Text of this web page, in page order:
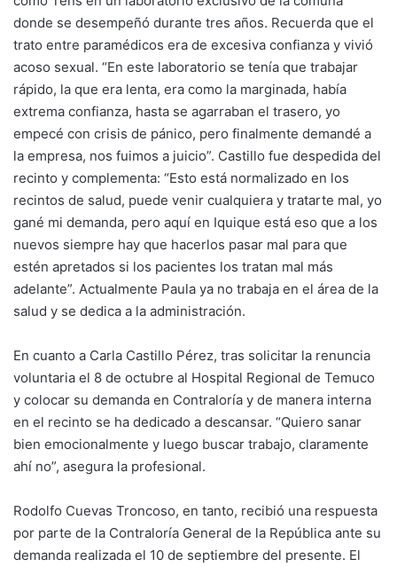
donde se desempeñó durante tres años. Recuerda que el
trato entre paramédicos era de excesiva confianza y vivió
acoso sexual. “En este laboratorio se tenía que trabajar
rápido, la que era lenta, era como la marginada, había
extrema confianza, hasta se agarraban el trasero, yo
empecé con crisis de pánico, pero finalmente demandé a
la empresa, nos fuimos a juicio”. Castillo fue despedida del
recinto y complementa: “Esto está normalizado en los
recintos de salud, puede venir cualquiera y tratarte mal, yo
gané mi demanda, pero aquí en Iquique está eso que a los
nuevos siempre hay que hacerlos pasar mal para que
estén apretados si los pacientes los tratan mal más
adelante”. Actualmente Paula ya no trabaja en el área de la
salud y se dedica a la administración.
En cuanto a Carla Castillo Pérez, tras solicitar la renuncia
voluntaria el 8 de octubre al Hospital Regional de Temuco
y colocar su demanda en Contraloría y de manera interna
en el recinto se ha dedicado a descansar. “Quiero sanar
bien emocionalmente y luego buscar trabajo, claramente
ahí no”, asegura la profesional.
Rodolfo Cuevas Troncoso, en tanto, recibió una respuesta
por parte de la Contraloría General de la República ante su
demanda realizada el 10 de septiembre del presente. El